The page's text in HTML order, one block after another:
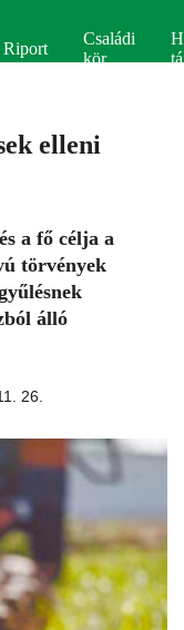
Riport
Családi
kör
elleni
a fő célja a
törvények
álló
26.